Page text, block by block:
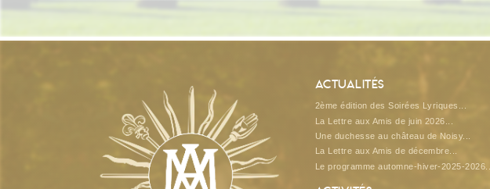
Actualités
2ème édition des Soirées Lyriques...
La Lettre aux Amis de juin 2026...
Une duchesse au château de Noisy...
La Lettre aux Amis de décembre...
Le programme automne-hiver-2025-2026...